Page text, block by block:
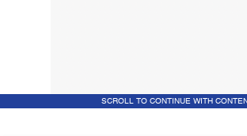
SCROLL TO CONTINUE WITH